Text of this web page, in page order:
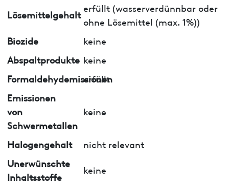
Lösemittelgehalt
erfüllt (wasserverdünnbar oder
ohne Lösemittel (max. 1%))
Biozide
keine
Abspaltprodukte keine
Formaldehydemissionen
erfüllt
Emissionen
von
Schwermetallen
keine
Halogengehalt
nicht relevant
Unerwünschte
Inhaltsstoffe
keine